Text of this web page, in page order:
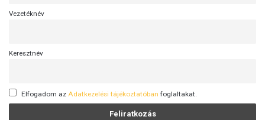
Vezetéknév
Keresztnév
Elfogadom az Adatkezelési tájékoztatóban foglaltakat.